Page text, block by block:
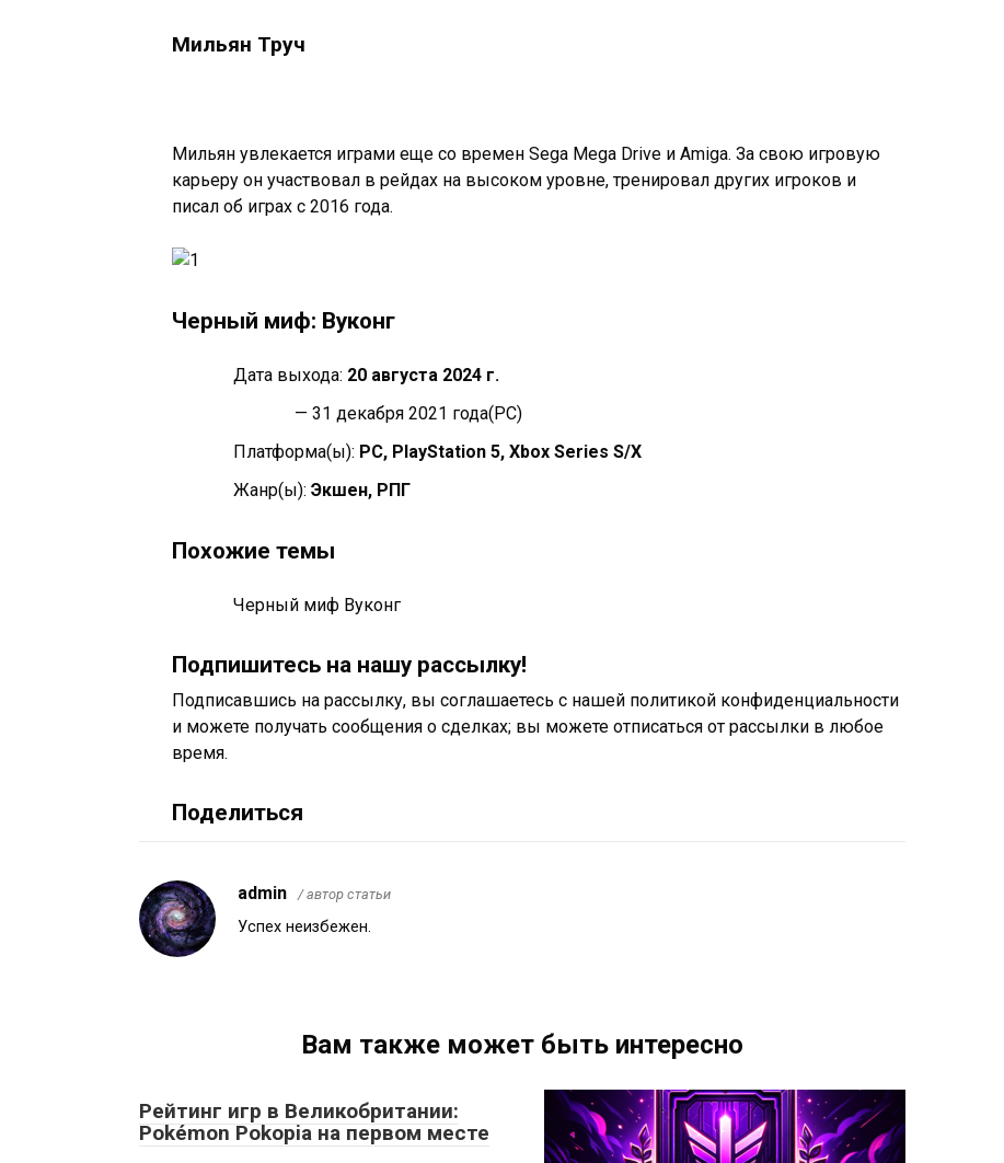
Мильян Труч
Мильян увлекается играми еще со времен Sega Mega Drive и Amiga. За свою игровую
карьеру он участвовал в рейдах на высоком уровне, тренировал других игроков и
писал об играх с 2016 года.
Черный миф: Вуконг
Дата выхода: 20 августа 2024 г.
— 31 декабря 2021 года(PC)
Платформа(ы): PC, PlayStation 5, Xbox Series S/X
Жанр(ы): Экшен, РПГ
Похожие темы
Черный миф Вуконг
Подпишитесь на нашу рассылку!
Подписавшись на рассылку, вы соглашаетесь с нашей политикой конфиденциальности
и можете получать сообщения о сделках; вы можете отписаться от рассылки в любое
время.
Поделиться
admin / автор статьи
Успех неизбежен.
Вам также может быть интересно
Рейтинг игр в Великобритании:
Pokémon Pokopia на первом месте